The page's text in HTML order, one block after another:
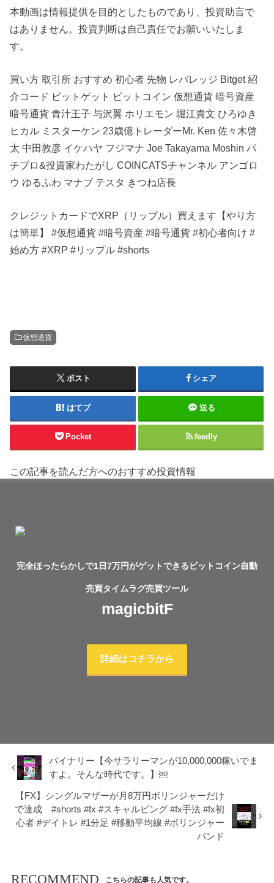
本動画は情報提供を目的としたものであり、投資助言で
はありません。投資判断は自己責任でお願いいたしま
す。
買い方 取引所 おすすめ 初心者 先物 レバレッジ Bitget 紹
介コード ビットゲット ビットコイン 仮想通貨 暗号資産
暗号通貨 青汁王子 与沢翼 ホリエモン 堀江貴文 ひろゆき
ヒカル ミスターケン 23歳億トレーダーMr. Ken 佐々木啓
太 中田敦彦 イケハヤ フジマナ Joe Takayama Moshin パ
チプロ&投資家わたがし COINCATSチャンネル アンゴロ
ウ ゆるふわ マナブ テスタ きつね店長
クレジットカードでXRP（リップル）買えます【やり方
は簡単】 #仮想通貨 #暗号資産 #暗号通貨 #初心者向け #
始め方 #XRP #リップル #shorts
仮想通貨
ポスト シェア
はてブ 送る
Pocket feedly
この記事を読んだ方へのおすすめ投資情報
完全ほったらかしで1日7万円がゲットできるビットコイン自動
売買タイムラグ売買ツール
magicbitF
詳細はコチラから
バイナリー【今サラリーマンが10,000,000稼いでま
すよ。そんな時代です。】￼
【FX】シングルマザーが月8万円ボリンジャーだけ
で達成 #shorts #fx​ #スキャルピング​ #fx手法​ #fx初
心者 #デイトレ​ #1分足​ #移動平均線​ #ボリンジャー
バンド​
RECOMMEND こちらの記事も人気です。